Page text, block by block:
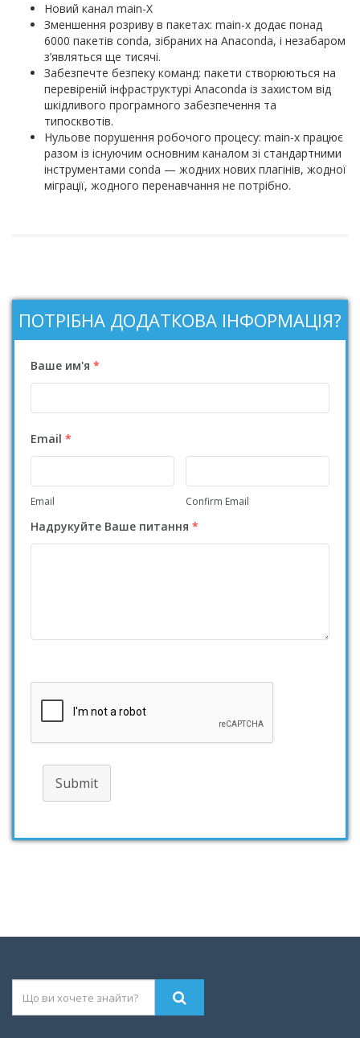
Новий канал main-X
Зменшення розриву в пакетах: main-x додає понад
6000 пакетів conda, зібраних на Anaconda, і незабаром
з’являться ще тисячі.
Забезпечте безпеку команд: пакети створюються на
перевіреній інфраструктурі Anaconda із захистом від
шкідливого програмного забезпечення та
типосквотів.
Нульове порушення робочого процесу: main-x працює
разом із існуючим основним каналом зі стандартними
інструментами conda — жодних нових плагінів, жодної
міграції, жодного перенавчання не потрібно.
ПОТРІБНА ДОДАТКОВА ІНФОРМАЦІЯ?
Ваше им'я *
Email *
Email Confirm Email
Надрукуйте Ваше питання *
Submit